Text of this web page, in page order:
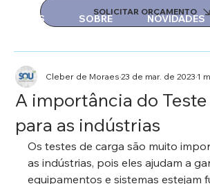
SOLICITAR ORÇAMENTO
SOBRE NOVIDADES
A importância do
para as indústrias
Cleber de Moraes23 de mar. de 20231
Os testes de carga são muito
as indústrias, pois eles ajudam a
equipamentos e sistemas estejam